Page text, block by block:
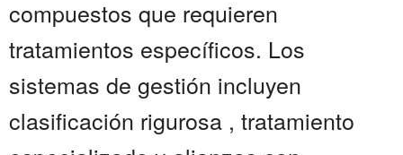
compuestos que requieren
tratamientos específicos. Los
sistemas de gestión incluyen
clasificación rigurosa , tratamiento